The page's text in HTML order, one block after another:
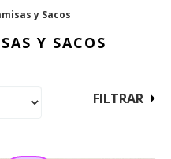
y Sacos
Y SACOS
FILTRAR